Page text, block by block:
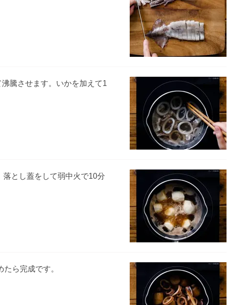
騰させます。いかを加えて1
とし蓋をして弱中火で10分
ら完成です。